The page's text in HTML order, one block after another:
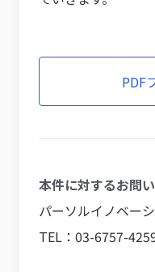
PDF
本件に対するお問
パーソルイノベー
TEL：03-6757-